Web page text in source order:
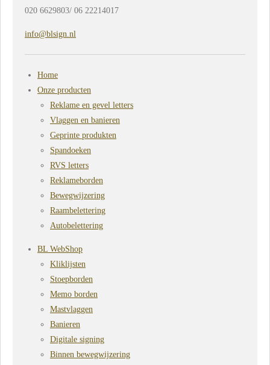
020 6629803/ 06 22214017
info@blsign.nl
Home
Onze producten
Reklame en gevel letters
Vlaggen en banieren
Geprinte produkten
Spandoeken
RVS letters
Reklameborden
Bewegwijzering
Raambelettering
Autobelettering
BL WebShop
Kliklijsten
Stoepborden
Memo borden
Mastvlaggen
Banieren
Digitale signing
Binnen bewegwijzering